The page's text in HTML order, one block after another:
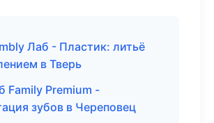
Лаб - Пластик: литьё
в Тверь
Family Premium -
зубов в Череповец